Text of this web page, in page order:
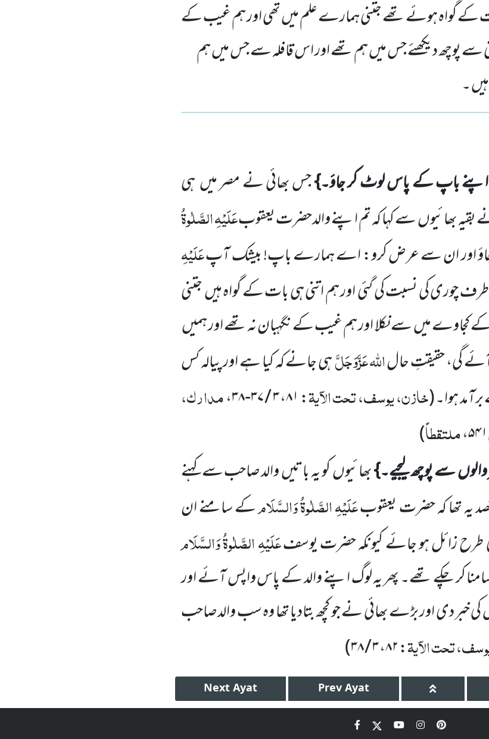
کے گواہ ہوئے تھے جتنی ہمارے علم میں تھی اور ہم غیب کے
سے پوچھ دیکھئے جس میں ہم تھے اور اس قافلہ سے جس میں ہم
۔
باپ کے پاس لوٹ کر جاؤ۔}جس بھائی نے مصر میںہی
بقیہ بھائیوںسے کہا کہ تم اپنے والدحضرت یعقوبعَلَیْہِ الصَّلٰوۃُ
اور ان سے عرض کرو: اےہمارے باپ! بیشک آپعَلَیْہِ
چوری کی نسبت کی گئیاور ہم اتنی ہی بات کے گواہ ہیںجتنی
کے کجاوے میںسے نکلااور ہم غیب کے نگہبان نہ تھے اور ہمیں
گی، حقیقتِ حالاللّٰہعَزَّوَجَلَّہی جانے کہ کیا ہے اور پیالہ کس
ہوا۔(خازن، یوسف، تحت الآیۃ:۸۱،۳ / ۳۷-۳۸ ،مدارک،
۵۴۱،ملتقطاً)
سے پوچھ لیجیے۔}بھائیوںکو یہ باتیںوالد صاحب سے کہنے
یہ تھا کہ حضرت یعقوبعَلَیْہِ الصَّلٰوۃُ وَالسَّلَامکے سامنے ان
زائل ہو جائے کیونکہحضرت یوسفعَلَیْہِ الصَّلٰوۃُ وَالسَّلَام
کر چکے تھے۔ پھر یہ لوگ اپنے والد کے پاس واپس آئےاور
کی خبر دی اور بڑے بھائی نے جو کچھ بتادیا تھا وہ سب والد صاحب
تحت الآیۃ:۸۲،۳ / ۳۸ )
Next Ayat Prev Ayat